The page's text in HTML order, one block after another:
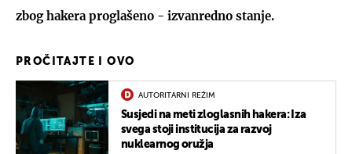
zbog hakera proglašeno - izvanredno stanje.
PROČITAJTE I OVO
AUTORITARNI REŽIM
Susjedi na meti zloglasnih hakera: Iza
svega stoji institucija za razvoj
nuklearnog oružja